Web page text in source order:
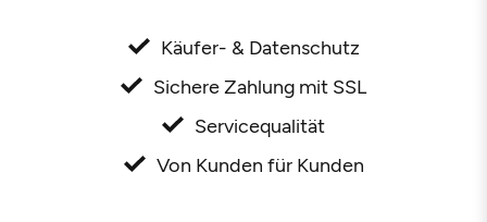
Käufer- & Datenschutz
Sichere Zahlung mit SSL
Servicequalität
Von Kunden für Kunden